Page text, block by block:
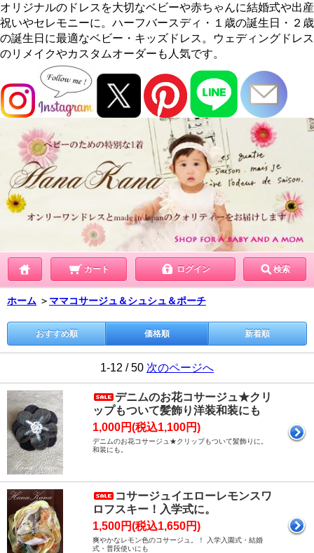
オリジナルのドレスを大切なベビーや赤ちゃんに結婚式や出産
祝いやセレモニーに。ハーフバースディ・１歳の誕生日・２歳
の誕生日に最適なベビー・キッズドレス。ウェディングドレス
のリメイクやカスタムオーダーも人気です。
カート ログイン 検索
ホーム ＞ ママコサージュ＆シュシュ＆ポーチ
おすすめ順 価格順 新着順
1-12 / 50 次のページへ
デニムのお花コサージュ★クリ
ップもついて髪飾り洋装和装にも
1,000円(税込1,100円)
デニムのお花コサージュ★クリップもついて髪飾りに。
和装にも。
コサージュイエローレモンスワ
ロフスキー！入学式に。
1,500円(税込1,650円)
爽やかなレモン色のコサージュ。！ 入学入園式・結婚
式・普段使いにも